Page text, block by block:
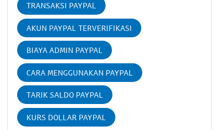
TRANSAKSI PAYPAL
AKUN PAYPAL TERVERIFIKASI
BIAYA ADMIN PAYPAL
CARA MENGGUNAKAN PAYPAL
TARIK SALDO PAYPAL
KURS DOLLAR PAYPAL